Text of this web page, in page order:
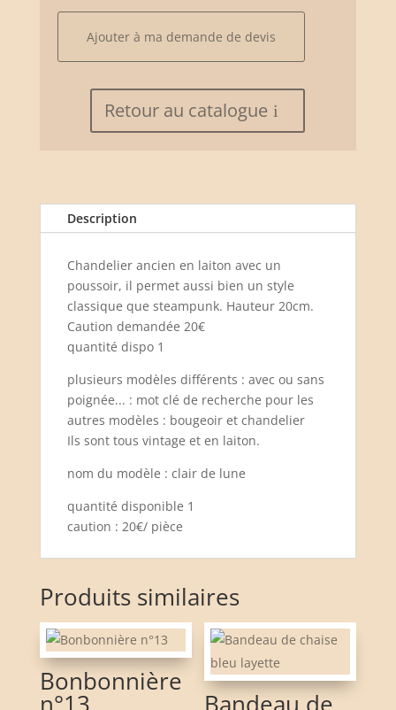
modèle
Ajouter à ma demande de devis
Retour au catalogue
Description
Chandelier ancien en laiton avec un
poussoir, il permet aussi bien un style
classique que steampunk. Hauteur 20cm.
Caution demandée 20€
quantité dispo 1
plusieurs modèles différents : avec ou sans
poignée... : mot clé de recherche pour les
autres modèles : bougeoir et chandelier
Ils sont tous vintage et en laiton.
nom du modèle : clair de lune
quantité disponible 1
caution : 20€/ pièce
Produits similaires
Bonbonnière